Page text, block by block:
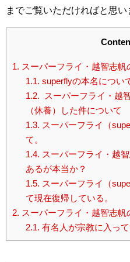
までご覧いただければと思い
1. スーパーフライ・越智志帆
1.1. superflyの本名につい
1.2. スーパーフライ・越
（休養）した件について
1.3. スーパーフライ（
て。
1.4. スーパーフライ・越
あるが本当か？
1.5. スーパーフライ（
て現在復帰している。
2. スーパーフライ・越智志
2.1. 有名人が宗教に入っ